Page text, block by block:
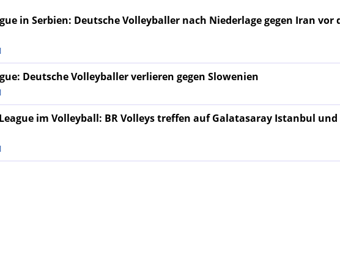
in Serbien: Deutsche Volleyballer nach Niederlage gegen Iran vor
Deutsche Volleyballer verlieren gegen Slowenien
im Volleyball: BR Volleys treffen auf Galatasaray Istanbul und